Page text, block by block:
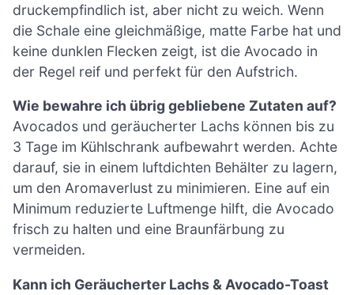
druckempfindlich ist, aber nicht zu weich. Wenn
die Schale eine gleichmäßige, matte Farbe hat und
keine dunklen Flecken zeigt, ist die Avocado in
der Regel reif und perfekt für den Aufstrich.
Wie bewahre ich übrig gebliebene Zutaten auf?
Avocados und geräucherter Lachs können bis zu
3 Tage im Kühlschrank aufbewahrt werden. Achte
darauf, sie in einem luftdichten Behälter zu lagern,
um den Aromaverlust zu minimieren. Eine auf ein
Minimum reduzierte Luftmenge hilft, die Avocado
frisch zu halten und eine Braunfärbung zu
vermeiden.
Kann ich Geräucherter Lachs & Avocado-Toast